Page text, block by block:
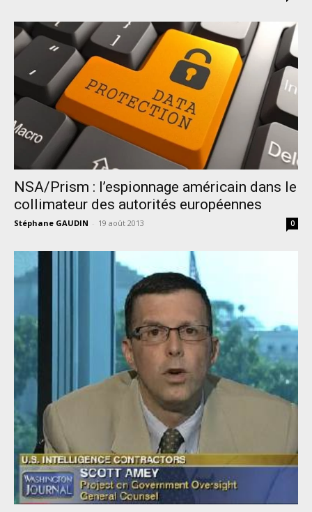
NSA/Prism : l’espionnage américain dans le
collimateur des autorités européennes
Stéphane GAUDIN - 19 août 2013 0